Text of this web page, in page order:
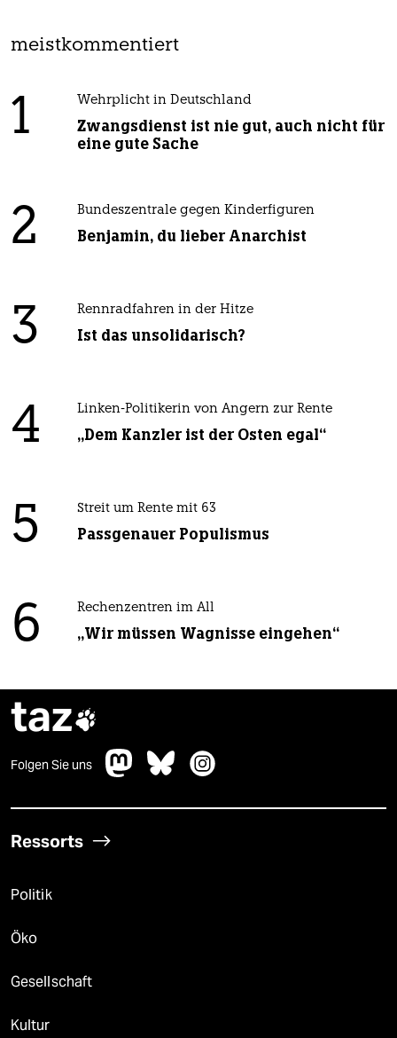
meistkommentiert
1 Wehrplicht in Deutschland
Zwangsdienst ist nie gut, auch nicht für
eine gute Sache
2 Bundeszentrale gegen Kinderfiguren
Benjamin, du lieber Anarchist
3 Rennradfahren in der Hitze
Ist das unsolidarisch?
4 Linken-Politikerin von Angern zur Rente
„Dem Kanzler ist der Osten egal“
5 Streit um Rente mit 63
Passgenauer Populismus
6 Rechenzentren im All
„Wir müssen Wagnisse eingehen“
taz
Folgen Sie uns
Ressorts
Politik
Öko
Gesellschaft
Kultur